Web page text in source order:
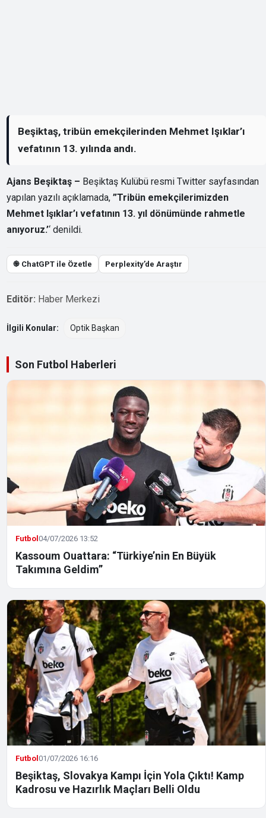
Beşiktaş, tribün emekçilerinden Mehmet Işıklar’ı
vefatının 13. yılında andı.
Ajans Beşiktaş – Beşiktaş Kulübü resmi Twitter sayfasından
yapılan yazılı açıklamada,”Tribün emekçilerimizden
Mehmet Işıklar’ı vefatının 13. yıl dönümünde rahmetle
anıyoruz.’‘ denildi.
֎ ChatGPT ile Özetle Perplexity’de Araştır
Editör: Haber Merkezi
İlgili Konular: Optik Başkan
Son Futbol Haberleri
Futbol04/07/2026 13:52
Kassoum Ouattara: “Türkiye’nin En Büyük
Takımına Geldim”
Futbol01/07/2026 16:16
Beşiktaş, Slovakya Kampı İçin Yola Çıktı! Kamp
Kadrosu ve Hazırlık Maçları Belli Oldu